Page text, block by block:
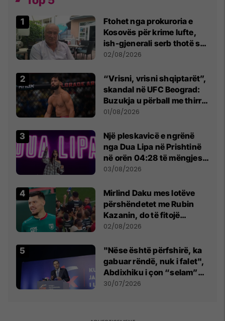
Ftohet nga prokuroria e
Kosovës për krime lufte,
ish-gjenerali serb thotë se
dikush e tradhtoi në
02/08/2026
“Vrisni, vrisni shqiptarët”,
skandal në UFC Beograd:
Buzukja u përball me thirrje
anti-shqiptare nga
01/08/2026
Një pleskavicë e ngrënë
nga Dua Lipa në Prishtinë
në orën 04:28 të mëngjesit
- dhe bota digjitale serbe
03/08/2026
Mirlind Daku mes lotëve
përshëndetet me Rubin
Kazanin, do të fitojë
miliona te Spartak Moska
02/08/2026
"Nëse është përfshirë, ka
gabuar rëndë, nuk i falet",
Abdixhiku i çon “selam”
Përparim Ramës
30/07/2026